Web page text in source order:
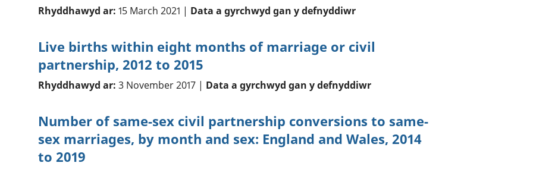
Rhyddhawyd ar: 15 March 2021 | Data a gyrchwyd gan y defnyddiwr
Live births within eight months of marriage or civil
partnership, 2012 to 2015
Rhyddhawyd ar: 3 November 2017 | Data a gyrchwyd gan y defnyddiwr
Number of same-sex civil partnership conversions to same-
sex marriages, by month and sex: England and Wales, 2014
to 2019